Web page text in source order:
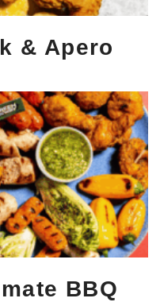
& Apero
BBQ